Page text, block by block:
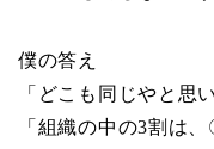
僕の答え
「どこも同じやと思
「組織の中の3割は